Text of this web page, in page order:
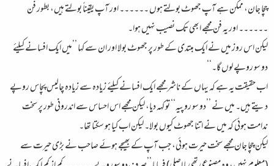
چچا جان، ممکن ہے آپ جھوٹ بولتے ہوں ۔۔۔۔۔۔ اور آپ یقیناً بولتے ہیں، بطور فن
۔۔۔۔۔۔ اور یہ فن مجھے ابھی تک نصیب نہیں ہوا۔
لیکن اس روز میں نے ایک مبتدی کے طور پر جھوٹ بولا اور ان سے کہا ’’میں ایک افسانے کیلئے
دو سو روپے لوں گا۔‘‘
اب حقیقت یہ ہے کہ یہاں کے ناشر مجھے ایک افسانے کیلئے زیادہ سے زیادہ چالیس پچاس روپے
دیتے ہیں۔ میں نے ’’دو سو روپیہ‘‘ تو کہہ دیا، لیکن مجھے اس احساس سے اندرونی طور پر سخت
ندامت ہوئی کہ میں نے اتنا جھوٹ کیوں بولا۔ لیکن اب کیا ہو سکتا تھا۔
لیکن چچا جان مجھے سخت حیرت ہوئی، جب آپ کے بھیجے ہوئے صاحب نے بڑی حیرت سے